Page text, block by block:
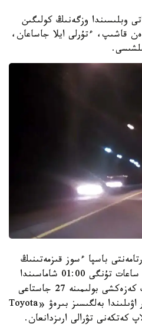
وبلىسىندا وزگەنىڭ كولىگىن
قاشىپ، ءتۇرلى ايلا جاساعان،
باسپا ءسوز قىزمەتىنىڭ
مالىمەتىنشە، 13- قىركۇيەكتە ساعات تۇنگى 01:00 شاماسىندا
قاراساي اۋدانى پوليتسياسىنىڭ كەزەكشى بولىمىنە 27 جاستاعى
ەر ادام تەلەفون شالىپ، قاينار اۋىلىندا بەلگىسىز بىرەۋ «Toyota